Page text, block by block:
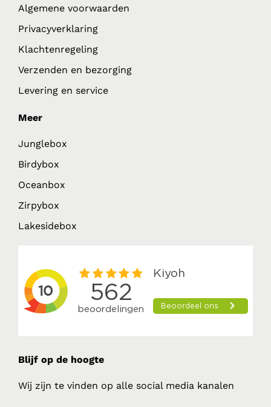
Algemene voorwaarden
Privacyverklaring
Klachtenregeling
Verzenden en bezorging
Levering en service
Meer
Junglebox
Birdybox
Oceanbox
Zirpybox
Lakesidebox
Blijf op de hoogte
Wij zijn te vinden op alle social media kanalen